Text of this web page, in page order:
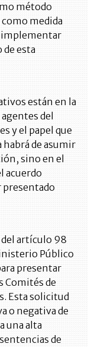
método
medida
implementar
de esta
están en la
del
y el papel que
habrá de asumir
sino en el
acuerdo
artículo 98
Público
presentar
Comités de
Esta solicitud
o negativa de
una alta
de